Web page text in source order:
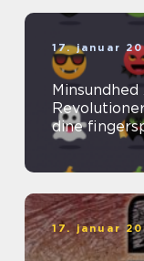
17. januar
dine
17. januar